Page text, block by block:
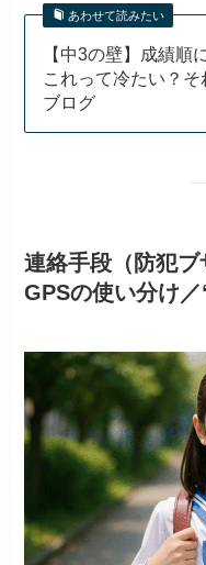
あわせて読みたい
【中3の壁】成績順
これって冷たい？
ブログ
連絡手段（防犯ブ
GPSの使い分け／